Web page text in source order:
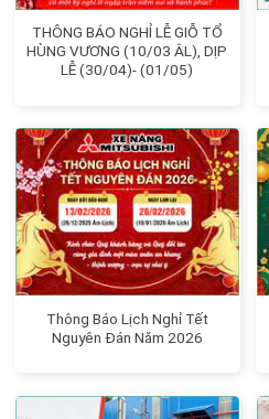
THÔNG BÁO NGHỈ LỄ GIỖ TỔ
HÙNG VƯƠNG (10/03 ÂL), DỊP
LỄ (30/04)- (01/05)
Thông Báo Lịch Nghỉ Tết
Nguyên Đán Năm 2026